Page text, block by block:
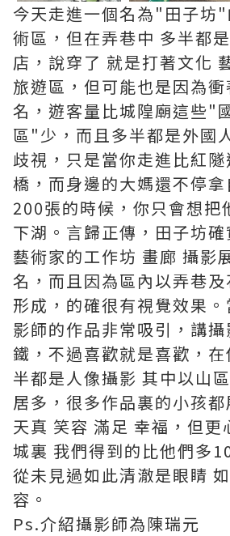
今天走進一個名為"田子坊
術區，但在弄巷中 多半都
店，說穿了 就是打著文化
旅遊區，但可能也是因為
名，遊客量比城隍廟這些"
區"少，而且多半都是外國
歧視，只是當你走進比紅
橋，而身邊的大媽還不停
200張的時候，你只會想把
下湖。言歸正傳，田子坊
藝術家的工作坊 畫廊 攝影
名，而且因為區內以弄巷
形成，的確很有視覺效果
影師的作品非常吸引，講
鐵，不過喜歡就是喜歡，
半都是人像攝影 其中以山
居多，很多作品裏的小孩
天真 笑容 滿足 幸福，但更
城裏 我們得到的比他們多
從未見過如此清澈是眼睛
容。
Ps.介紹攝影師為陳瑞元